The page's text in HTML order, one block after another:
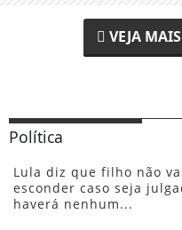
VEJA
Política
Lula diz que filho não
esconder caso seja
haverá nenhum...